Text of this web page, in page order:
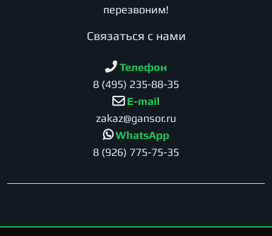
перезвоним!
Cвязаться с нами
Телефон
8 (495) 235-88-35
E-mail
zakaz@gansor.ru
WhatsApp
8 (926) 775-75-35